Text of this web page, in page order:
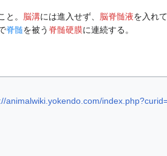
と。 脳溝には進入せず、 脳脊髄液を入れて
脊髄を被う 脊髄硬膜に連続する。
animalwiki.yokendo.com/